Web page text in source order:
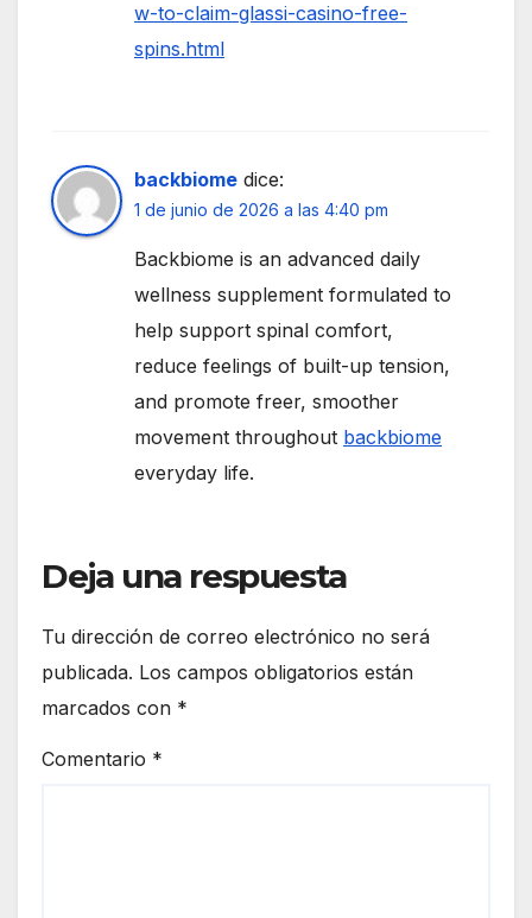
w-to-claim-glassi-casino-free-
spins.html
backbiome dice:
1 de junio de 2026 a las 4:40 pm
Backbiome is an advanced daily
wellness supplement formulated to
help support spinal comfort,
reduce feelings of built-up tension,
and promote freer, smoother
movement throughout backbiome
everyday life.
Deja una respuesta
Tu dirección de correo electrónico no será
publicada. Los campos obligatorios están
marcados con *
Comentario *